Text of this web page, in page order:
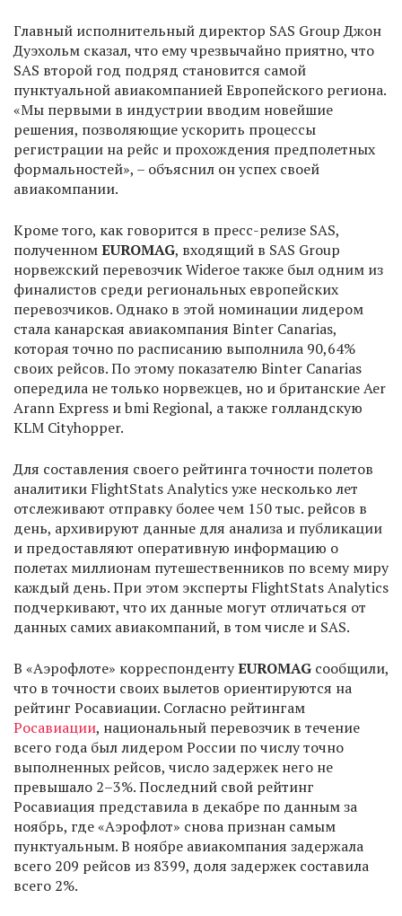
Главный исполнительный директор SAS Group Джон
Дуэхольм сказал, что ему чрезвычайно приятно, что
SAS второй год подряд становится самой
пунктуальной авиакомпанией Европейского региона.
«Мы первыми в индустрии вводим новейшие
решения, позволяющие ускорить процессы
регистрации на рейс и прохождения предполетных
формальностей», – объяснил он успех своей
авиакомпании.
Кроме того, как говорится в пресс-релизе SAS,
полученномEUROMAG, входящий в SAS Group
норвежский перевозчик Wideroe также был одним из
финалистов среди региональных европейских
перевозчиков. Однако в этой номинации лидером
стала канарская авиакомпания Binter Canarias,
которая точно по расписанию выполнила 90,64%
своих рейсов. По этому показателю Binter Canarias
опередила не только норвежцев, но и британские Aer
Arann Express и bmi Regional, а также голландскую
KLM Cityhopper.
Для составления своего рейтинга точности полетов
аналитики FlightStats Analytics уже несколько лет
отслеживают отправку более чем 150 тыс. рейсов в
день, архивируют данные для анализа и публикации
и предоставляют оперативную информацию о
полетах миллионам путешественников по всему миру
каждый день. При этом эксперты FlightStats Analytics
подчеркивают, что их данные могут отличаться от
данных самих авиакомпаний, в том числе и SAS.
В «Аэрофлоте» корреспондентуEUROMAG сообщили,
что в точности своих вылетов ориентируются на
рейтинг Росавиации. Согласно рейтингам
Росавиации, национальный перевозчик в течение
всего года был лидером России по числу точно
выполненных рейсов, число задержек него не
превышало 2–3%. Последний свой рейтинг
Росавиация представила в декабре по данным за
ноябрь, где «Аэрофлот» снова признан самым
пунктуальным. В ноябре авиакомпания задержала
всего 209 рейсов из 8399, доля задержек составила
всего 2%.